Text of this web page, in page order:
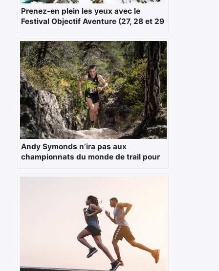
Prenez-en plein les yeux avec le
Festival Objectif Aventure (27, 28 et 29
Andy Symonds n’ira pas aux
championnats du monde de trail pour
Rechercher
: